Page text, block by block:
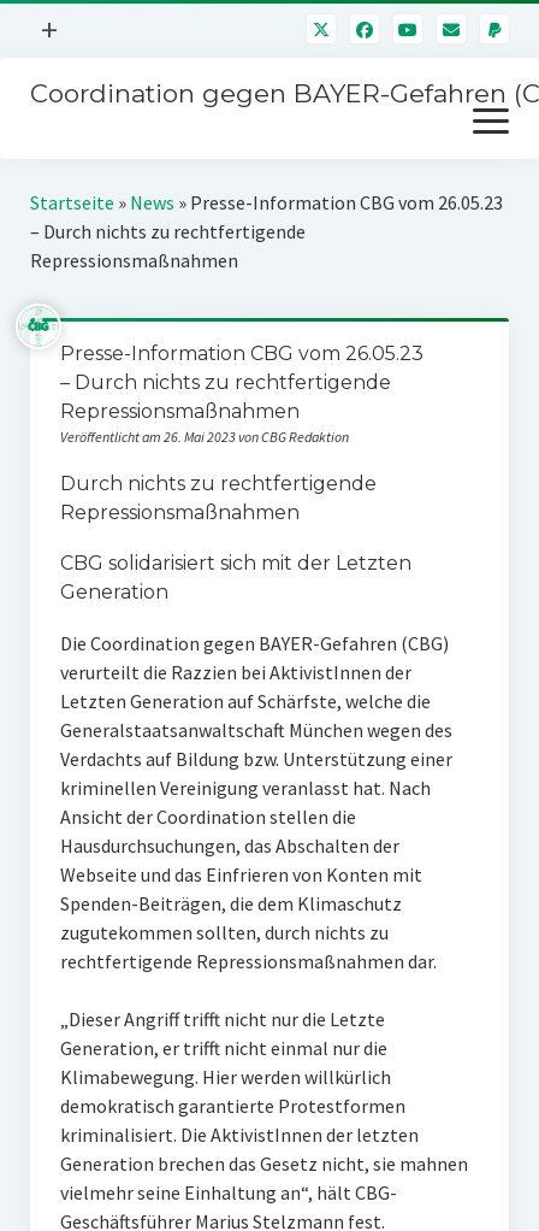
Menü
+
Mitmachen
Über uns
Kontakt
Impressum
Störfälle
Coordination gegen BAYER-Gefahren
Menü
öffnen
Kampagnen
Stichwort BAYER
Jahrestagung
SPENDEN
Startseite » News » Presse-Information CBG vom 26.05.23
– Durch nichts zu rechtfertigende
Repressionsmaßnahmen
Presse-Information CBG vom 26.05.23
– Durch nichts zu rechtfertigende
Repressionsmaßnahmen
Veröffentlicht am 26. Mai 2023 von CBG Redaktion
Durch nichts zu rechtfertigende
Repressionsmaßnahmen
CBG solidarisiert sich mit der Letzten
Generation
Die Coordination gegen BAYER-Gefahren (CBG)
verurteilt die Razzien bei AktivistInnen der
Letzten Generation auf Schärfste, welche die
Generalstaatsanwaltschaft München wegen des
Verdachts auf Bildung bzw. Unterstützung einer
kriminellen Vereinigung veranlasst hat. Nach
Ansicht der Coordination stellen die
Hausdurchsuchungen, das Abschalten der
Webseite und das Einfrieren von Konten mit
Spenden-Beiträgen, die dem Klimaschutz
zugutekommen sollten, durch nichts zu
rechtfertigende Repressionsmaßnahmen dar.
„Dieser Angriff trifft nicht nur die Letzte
Generation, er trifft nicht einmal nur die
Klimabewegung. Hier werden willkürlich
demokratisch garantierte Protestformen
kriminalisiert. Die AktivistInnen der letzten
Generation brechen das Gesetz nicht, sie mahnen
vielmehr seine Einhaltung an“, hält CBG-
Geschäftsführer Marius Stelzmann fest.